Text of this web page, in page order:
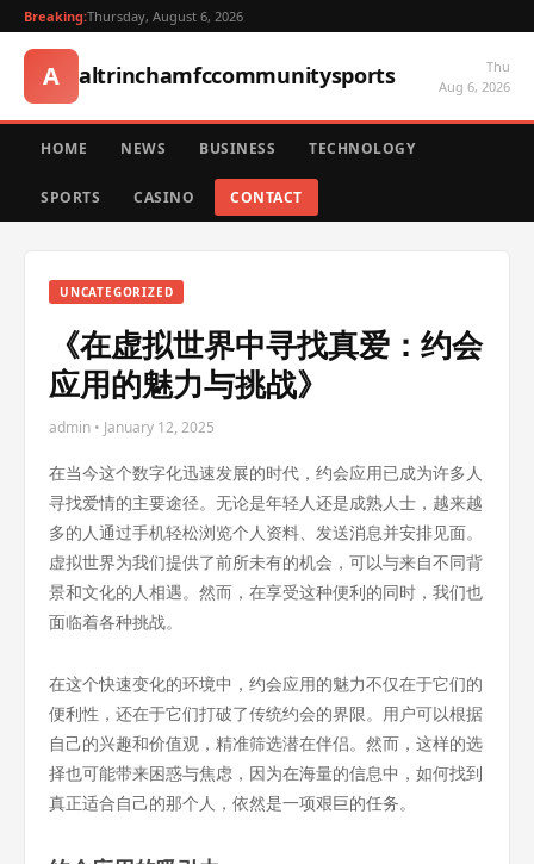
Breaking:Thursday, August 6, 2026
A altrinchamfccommunitysports
Thu
Aug 6, 2026
HOME NEWS BUSINESS TECHNOLOGY
SPORTS CASINO CONTACT
UNCATEGORIZED
《在虚拟世界中寻找真爱：约会
应用的魅力与挑战》
admin • January 12, 2025
在当今这个数字化迅速发展的时代，约会应用已成为许多人
寻找爱情的主要途径。无论是年轻人还是成熟人士，越来越
多的人通过手机轻松浏览个人资料、发送消息并安排见面。
虚拟世界为我们提供了前所未有的机会，可以与来自不同背
景和文化的人相遇。然而，在享受这种便利的同时，我们也
面临着各种挑战。
在这个快速变化的环境中，约会应用的魅力不仅在于它们的
便利性，还在于它们打破了传统约会的界限。用户可以根据
自己的兴趣和价值观，精准筛选潜在伴侣。然而，这样的选
择也可能带来困惑与焦虑，因为在海量的信息中，如何找到
真正适合自己的那个人，依然是一项艰巨的任务。